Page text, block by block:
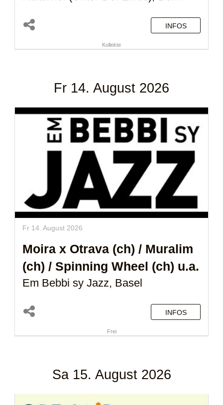
INFOS
Kollekte
Fr 14. August 2026
Fr 14. August 2026
Moira x Otrava (ch) / Muralim
(ch) / Spinning Wheel (ch) u.a.
Em Bebbi sy Jazz, Basel
INFOS
Frei
Sa 15. August 2026